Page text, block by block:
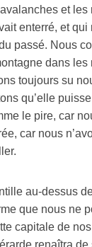
et les
enterré, et qui
passé. Nous
dans les
toujours su
qu’elle
le pire, car
car nous
au-dessus
que nous ne
capitale de
renaîtra de